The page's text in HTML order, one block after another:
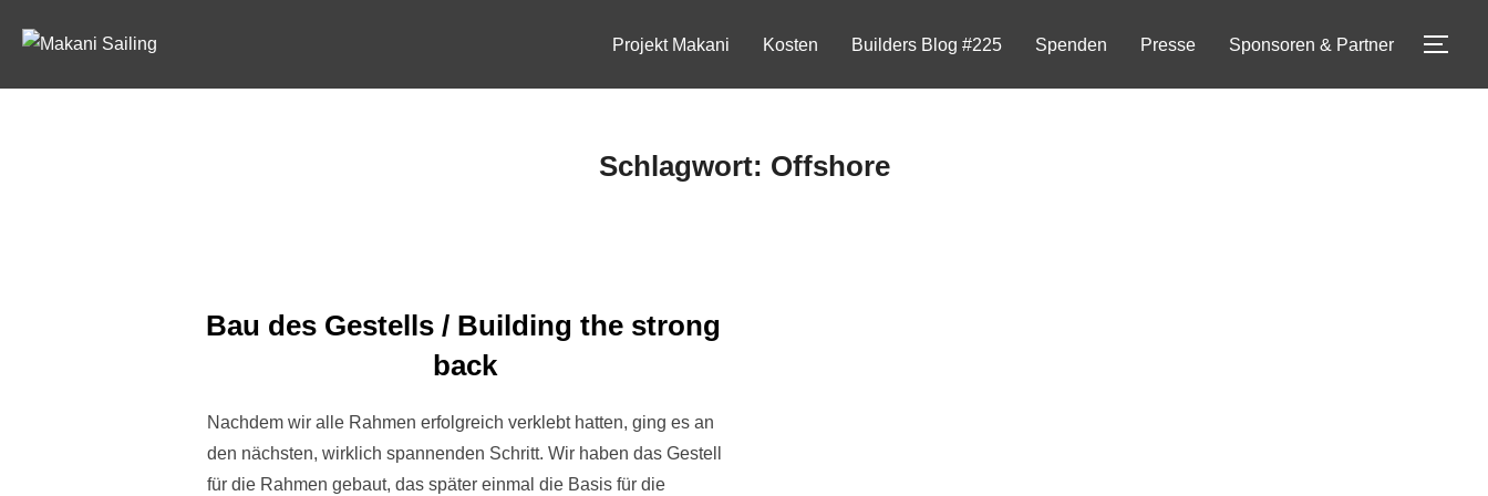
Inhalt
Projekt Makani Kosten Builders Blog #225 Spenden Presse Sponsoren & Partner
Schlagwort: Offshore
Bau des Gestells / Building the strong
back
Nachdem wir alle Rahmen erfolgreich verklebt hatten, ging es an
den nächsten, wirklich spannenden Schritt. Wir haben das Gestell
für die Rahmen gebaut, das später einmal die Basis für die